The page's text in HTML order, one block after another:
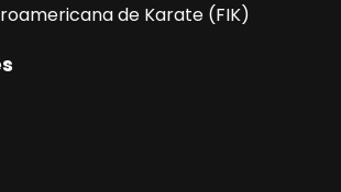
de Karate (FIK)